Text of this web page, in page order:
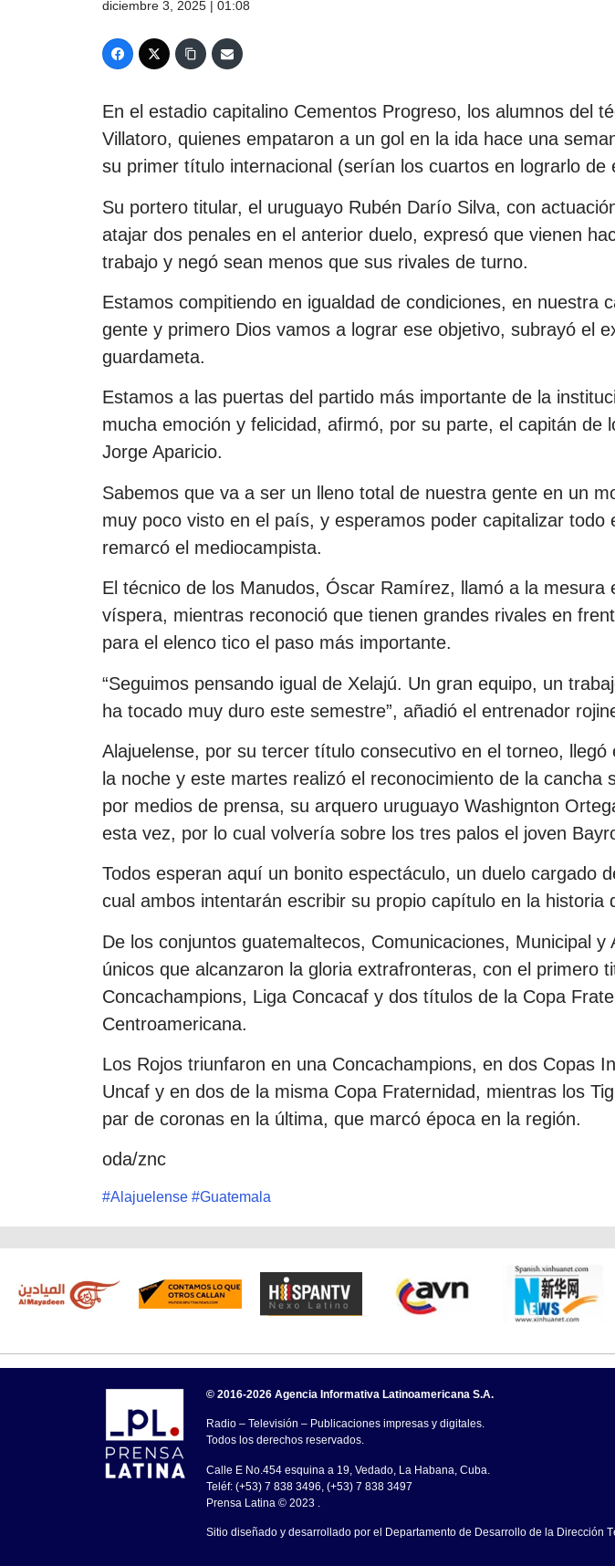
diciembre 3, 2025 | 01:08
En el estadio capitalino Cementos Progreso, los alumnos del
Villatoro, quienes empataron a un gol en la ida hace una
su primer título internacional (serían los cuartos en lograrlo de
Su portero titular, el uruguayo Rubén Darío Silva, con
atajar dos penales en el anterior duelo, expresó que vienen
trabajo y negó sean menos que sus rivales de turno.
Estamos compitiendo en igualdad de condiciones, en nuestra
gente y primero Dios vamos a lograr ese objetivo, subrayó el
guardameta.
Estamos a las puertas del partido más importante de la
mucha emoción y felicidad, afirmó, por su parte, el capitán de
Jorge Aparicio.
Sabemos que va a ser un lleno total de nuestra gente en un
muy poco visto en el país, y esperamos poder capitalizar todo
remarcó el mediocampista.
El técnico de los Manudos, Óscar Ramírez, llamó a la mesura
víspera, mientras reconoció que tienen grandes rivales en
para el elenco tico el paso más importante.
“Seguimos pensando igual de Xelajú. Un gran equipo, un
ha tocado muy duro este semestre”, añadió el entrenador
Alajuelense, por su tercer título consecutivo en el torneo, llegó
la noche y este martes realizó el reconocimiento de la cancha
por medios de prensa, su arquero uruguayo Washignton
esta vez, por lo cual volvería sobre los tres palos el joven
Todos esperan aquí un bonito espectáculo, un duelo cargado
cual ambos intentarán escribir su propio capítulo en la historia
De los conjuntos guatemaltecos, Comunicaciones, Municipal y
únicos que alcanzaron la gloria extrafronteras, con el primero
Concachampions, Liga Concacaf y dos títulos de la Copa
Centroamericana.
Los Rojos triunfaron en una Concachampions, en dos Copas
Uncaf y en dos de la misma Copa Fraternidad, mientras los
par de coronas en la última, que marcó época en la región.
oda/znc
#Alajuelense #Guatemala
© 2016-2026 Agencia Informativa Latinoamericana S.A.
Radio – Televisión – Publicaciones impresas y digitales.
Todos los derechos reservados.
Calle E No.454 esquina a 19, Vedado, La Habana, Cuba.
Teléf: (+53) 7 838 3496, (+53) 7 838 3497
Prensa Latina © 2023 .
Sitio diseñado y desarrollado por el Departamento de Desarrollo de la Dirección